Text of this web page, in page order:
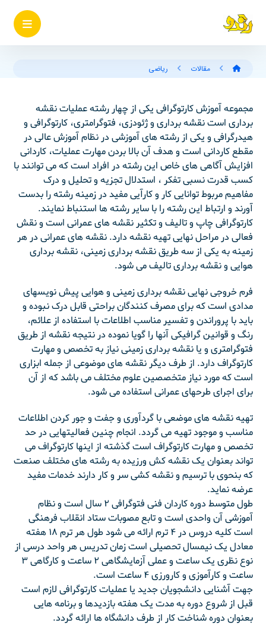
مقالات ریاضی
مجموعه آموزش کارتوگرافی یکی از چهار رشته عملیات نقشه
برداری است نقشه برداری و ژئودزی، فتوگرامتری، کارتوگرافی و
هیدرگرافی و یکی از رشته های آموزشی در نظام آموزش عالی در
مقطع کاردانی است و هدف آن بالا بردن مهارت عملیات، کاردانی
افزایش آگاهی های خاص این رشته در افراد است که می توانند با
کسب قدرت نسبی تفکر ، استدلال تجزیه و تحلیل و درک
مفاهیم مربوط توانایی کار و کارآیی مفید در زمینه رشته را بدست
آورند و ارتباط این رشته را با سایر رشته ها استنباط نمایند.
کارتوگرافی چاپ و تالیف و تکثیر نقشه های عمرانی است و نقش
فعالی در مراحل نهایی تهیه نقشه دارد. نقشه های عمرانی در هر
زمینه به یکی از سه طریق نقشه برداری زمینی، نقشه برداری
هوایی و نقشه برداری تالیف می شود.
فرم خروجی نهایی نقشه برداری زمینی و هوایی پیش نویسهای
مدادی است که برای مصرف کنندگان براحتی قابل درک نبوده و
باید با پروراندن و تفسیر مناسب اطلاعات با استفاده از علائم،
رنگ و قوانین گرافیکی آنها را گویا نموده در نتیجه نقشه از طریق
فتوگرامتری و یا نقشه برداری زمینی نیاز به تخصص و مهارت
کارتوگراف دارد. از طرف دیگر نقشه های موضوعی از جمله ابزاری
است که مورد نیاز متخصصین علوم مختلف می باشد که از آن
برای اجرای طرحهای عمرانی استفاده می شود.
تهیه نقشه های موضعی با گردآوری و جفت و جور کردن اطلاعات
مناسب و موجود تهیه می گردد. انجام چنین فعالیتهایی در حد
تخصص و مهارت کارتوگراف است گذشته از اینها کارتوگراف می
تواند بعنوان یک نقشه کش ورزیده به رشته های مختلف صنعت
که بنحوی با ترسیم و نقشه کشی سر و کار دارند خدمات مفید
عرضه نماید.
طول متوسط دوره کاردان فنی فتوگرافی ۲ سال است و نظام
آموزشی آن واحدی است و تابع مصوبات ستاد انقلاب فرهنگی
است کلیه دروس در ۴ ترم ارائه می شود طول هر ترم ۱۸ هفته
معادل یک نیمسال تحصیلی است زمان تدریس هر واحد درسی از
نوع نظری یک ساعت و عملی آزمایشگاهی ۲ ساعت و کارگاهی ۳
ساعت و کارآموزی و کارورزی ۴ ساعت است.
جهت آشنایی دانشجویان جدید یا عملیات کارتوگرافی لازم است
قبل از شروع دوره به مدت یک هفته بازدیدها و برنامه هایی
بعنوان دوره شناخت کار از طرف دانشگاه ها ارائه گردد.